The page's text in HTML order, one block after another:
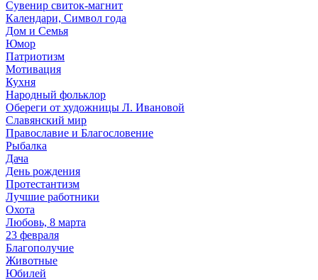
Сувенир свиток-магнит
Календари, Символ года
Дом и Семья
Юмор
Патриотизм
Мотивация
Кухня
Народный фольклор
Обереги от художницы Л. Ивановой
Славянский мир
Православие и Благословение
Рыбалка
Дача
День рождения
Протестантизм
Лучшие работники
Охота
Любовь, 8 марта
23 февраля
Благополучие
Животные
Юбилей